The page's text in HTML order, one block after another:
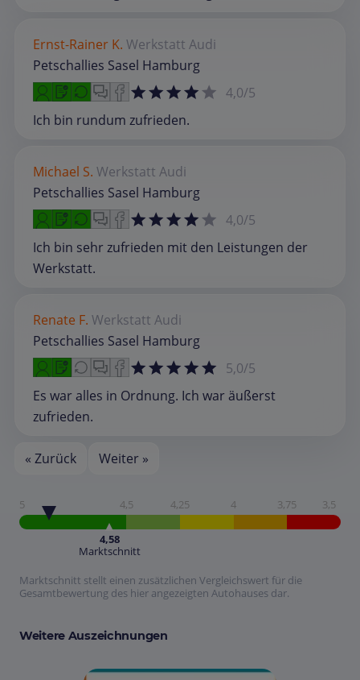
Ernst-Rainer K. Werkstatt Audi
Petschallies Sasel Hamburg
4,0/5
Ich bin rundum zufrieden.
Michael S. Werkstatt Audi
Petschallies Sasel Hamburg
4,0/5
Ich bin sehr zufrieden mit den Leistungen der
Werkstatt.
Renate F. Werkstatt Audi
Petschallies Sasel Hamburg
5,0/5
Es war alles in Ordnung. Ich war äußerst
zufrieden.
« Zurück Weiter »
5 4,5 4,25 4 3,75 3,5
4,58
Marktschnitt
Marktschnitt stellt einen zusätzlichen Vergleichswert für die
Gesamtbewertung des hier angezeigten Autohauses dar.
Weitere Auszeichnungen